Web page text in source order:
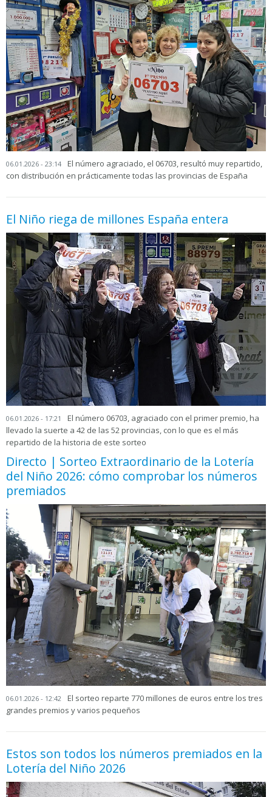
06.01.2026 - 23:14
El número agraciado, el 06703, resultó muy repartido,
con distribución en prácticamente todas las provincias de España
El Niño riega de millones España entera
06.01.2026 - 17:21
El número 06703, agraciado con el primer premio, ha
llevado la suerte a 42 de las 52 provincias, con lo que es el más
repartido de la historia de este sorteo
Directo | Sorteo Extraordinario de la Lotería
del Niño 2026: cómo comprobar los números
premiados
06.01.2026 - 12:42
El sorteo reparte 770 millones de euros entre los tres
grandes premios y varios pequeños
Estos son todos los números premiados en la
Lotería del Niño 2026